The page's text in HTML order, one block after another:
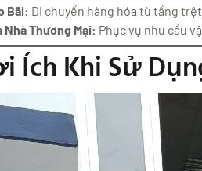
Bãi: Di chuyển hàng hóa từ tầng
Nhà Thương Mại: Phục vụ nhu cầu
Ích Khi Sử